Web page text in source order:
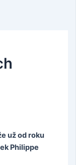
už od roku
Philippe